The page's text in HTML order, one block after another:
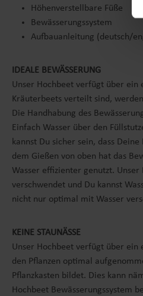
Höhenverstellbare Füße
Bewässerungssystem
Aufbauanleitung (deutsch/
IDEALE BEWÄSSERUNG
Unser Hochbeet verfügt über ein
Kräuterbeets verteilt sind,
Die Handhabung des
Einfach Wasser über den
kannst Du sicher sein, dass
dem Gießen von oben hat das
Wasser effizienter genutzt.
verschwendet und Du kannst
nicht nur optimal mit Wasser
KEINE STAUNÄSSE
Unser Hochbeet verfügt über ein
den Pflanzen optimal
Pflanzkasten bildet. Dies kann
Hochbeet Bewässerungssystem